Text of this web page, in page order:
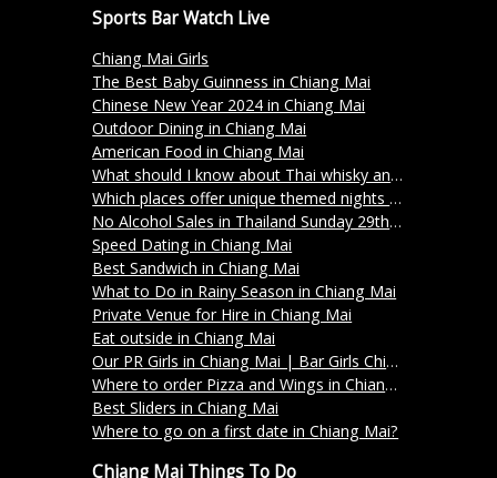
Sports Bar Watch Live
Chiang Mai Girls
The Best Baby Guinness in Chiang Mai
Chinese New Year 2024 in Chiang Mai
Outdoor Dining in Chiang Mai
American Food in Chiang Mai
What should I know about Thai whisky and its varieties?
Which places offer unique themed nights in Chiang Mai?
No Alcohol Sales in Thailand Sunday 29th October 2023
Speed Dating in Chiang Mai
Best Sandwich in Chiang Mai
What to Do in Rainy Season in Chiang Mai
Private Venue for Hire in Chiang Mai
Eat outside in Chiang Mai
Our PR Girls in Chiang Mai | Bar Girls Chiang Mai
Where to order Pizza and Wings in Chiang Mai
Best Sliders in Chiang Mai
Where to go on a first date in Chiang Mai?
Chiang Mai Things To Do